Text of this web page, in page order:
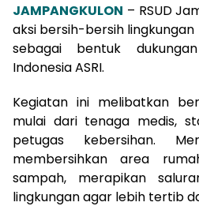
JAMPANGKULON – RSUD
aksi bersih-bersih
sebagai bentuk
Indonesia ASRI.
Kegiatan ini melibatkan
mulai dari tenaga medis,
petugas kebersihan.
membersihkan area
sampah, merapikan
lingkungan agar lebih tertib